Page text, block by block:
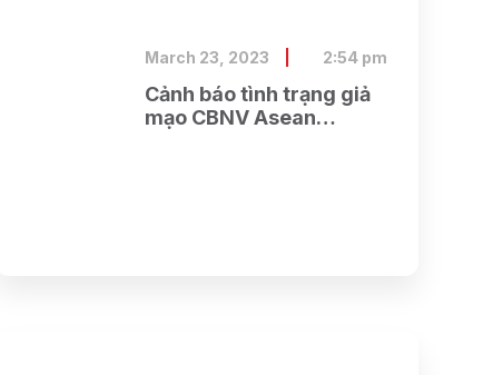
Cảnh báo tình trạng giả
mạo CBNV Asean
March 23, 2023 2:54 pm